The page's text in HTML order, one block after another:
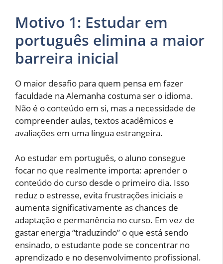
Motivo 1: Estudar em
português elimina a maior
barreira inicial
O maior desafio para quem pensa em fazer
faculdade na Alemanha costuma ser o idioma.
Não é o conteúdo em si, mas a necessidade de
compreender aulas, textos acadêmicos e
avaliações em uma língua estrangeira.
Ao estudar em português, o aluno consegue
focar no que realmente importa: aprender o
conteúdo do curso desde o primeiro dia. Isso
reduz o estresse, evita frustrações iniciais e
aumenta significativamente as chances de
adaptação e permanência no curso. Em vez de
gastar energia “traduzindo” o que está sendo
ensinado, o estudante pode se concentrar no
aprendizado e no desenvolvimento profissional.